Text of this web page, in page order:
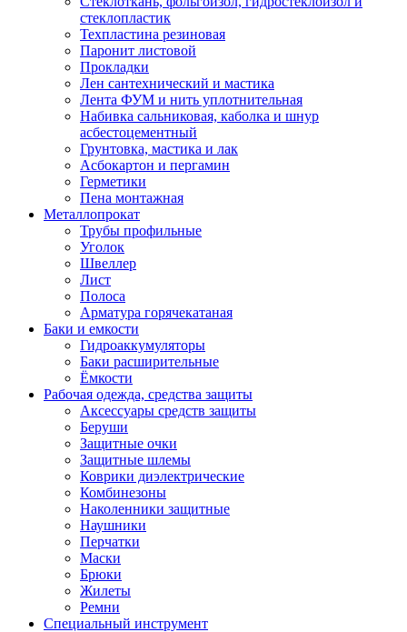
стеклопластик
Техпластина резиновая
Паронит листовой
Прокладки
Лен сантехнический и мастика
Лента ФУМ и нить уплотнительная
Набивка сальниковая, каболка и шнур
асбестоцементный
Грунтовка, мастика и лак
Асбокартон и пергамин
Герметики
Пена монтажная
Металлопрокат
Трубы профильные
Уголок
Швеллер
Лист
Полоса
Арматура горячекатаная
Баки и емкости
Гидроаккумуляторы
Баки расширительные
Ёмкости
Рабочая одежда, средства защиты
Аксессуары средств защиты
Беруши
Защитные очки
Защитные шлемы
Коврики диэлектрические
Комбинезоны
Наколенники защитные
Наушники
Перчатки
Маски
Брюки
Жилеты
Ремни
Специальный инструмент